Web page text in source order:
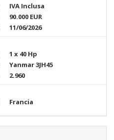
IVA Inclusa
90.000 EUR
11/06/2026
1 x 40 Hp
Yanmar 3JH45
2.960
Francia